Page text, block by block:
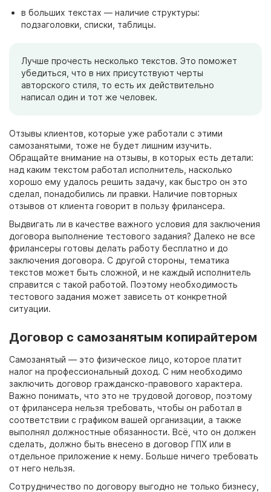
в больших текстах — наличие структуры:
подзаголовки, списки, таблицы.
Лучше прочесть несколько текстов. Это поможет
убедиться, что в них присутствуют черты
авторского стиля, то есть их действительно
написал один и тот же человек.
Отзывы клиентов, которые уже работали с этими
самозанятыми, тоже не будет лишним изучить.
Обращайте внимание на отзывы, в которых есть детали:
над каким текстом работал исполнитель, насколько
хорошо ему удалось решить задачу, как быстро он это
сделал, понадобились ли правки. Наличие повторных
отзывов от клиента говорит в пользу фрилансера.
Выдвигать ли в качестве важного условия для заключения
договора выполнение тестового задания? Далеко не все
фрилансеры готовы делать работу бесплатно и до
заключения договора. С другой стороны, тематика
текстов может быть сложной, и не каждый исполнитель
справится с такой работой. Поэтому необходимость
тестового задания может зависеть от конкретной
ситуации.
Договор с самозанятым копирайтером
Самозанятый — это физическое лицо, которое платит
налог на профессиональный доход. С ним необходимо
заключить договор гражданско-правового характера.
Важно понимать, что это не трудовой договор, поэтому
от фрилансера нельзя требовать, чтобы он работал в
соответствии с графиком вашей организации, а также
выполнял должностные обязанности. Всё, что он должен
сделать, должно быть внесено в договор ГПХ или в
отдельное приложение к нему. Больше ничего требовать
от него нельзя.
Сотрудничество по договору выгодно не только бизнесу,